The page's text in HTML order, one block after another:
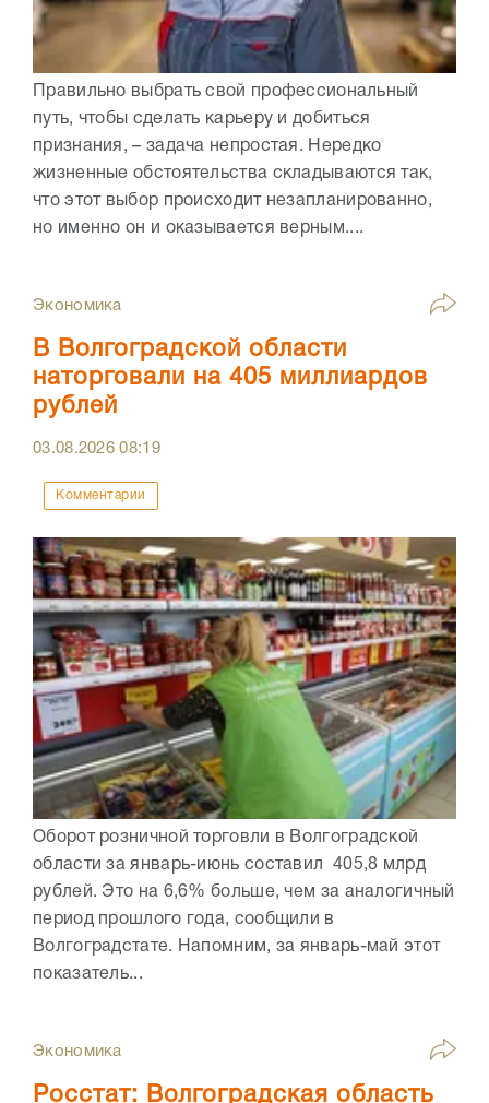
Правильно выбрать свой профессиональный
путь, чтобы сделать карьеру и добиться
признания, – задача непростая. Нередко
жизненные обстоятельства складываются так,
что этот выбор происходит незапланированно,
но именно он и оказывается верным....
Экономика
В Волгоградской области
наторговали на 405 миллиардов
рублей
03.08.202608:19
Комментарии
Оборот розничной торговли в Волгоградской
области за январь-июнь составил 405,8 млрд
рублей. Это на 6,6% больше, чем за аналогичный
период прошлого года, сообщили в
Волгоградстате. Напомним, за январь-май этот
показатель...
Экономика
Росстат: Волгоградская область